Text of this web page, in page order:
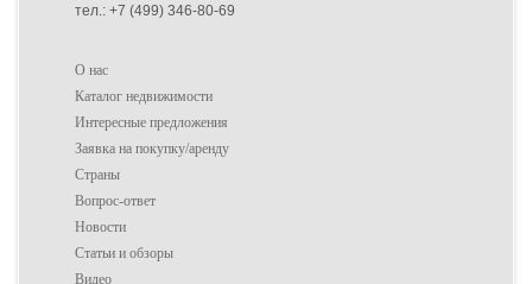
тел.: +7 (499) 346-80-69
О нас
Каталог недвижимости
Интересные предложения
Заявка на покупку/аренду
Страны
Вопрос-ответ
Новости
Статьи и обзоры
Видео